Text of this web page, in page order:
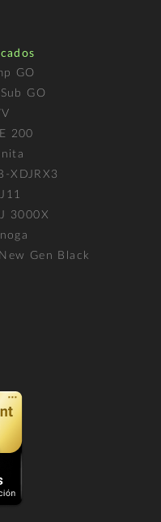
GO
GO
200
XDJRX3
3000X
Gen Black